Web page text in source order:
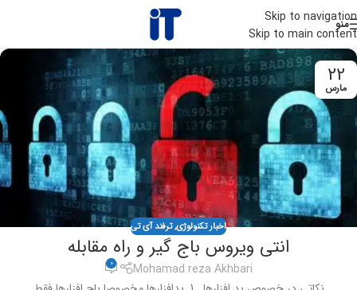
Skip to navigation
Skip to main content
منو
22
مارس
اخبار تکنولوژی,ترفند آی تی
انتی ویروس باج گیر و راه مقابله
Mohamad reza Akhbari
0